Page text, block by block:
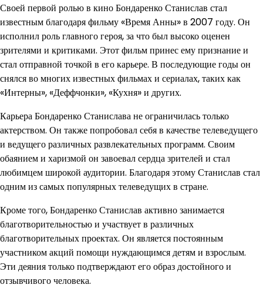
Своей первой ролью в кино Бондаренко Станислав стал
известным благодаря фильму «Время Анны» в 2007 году. Он
исполнил роль главного героя, за что был высоко оценен
зрителями и критиками. Этот фильм принес ему признание и
стал отправной точкой в его карьере. В последующие годы он
снялся во многих известных фильмах и сериалах, таких как
«Интерны», «Деффчонки», «Кухня» и других.
Карьера Бондаренко Станислава не ограничилась только
актерством. Он также попробовал себя в качестве телеведущего
и ведущего различных развлекательных программ. Своим
обаянием и харизмой он завоевал сердца зрителей и стал
любимцем широкой аудитории. Благодаря этому Станислав стал
одним из самых популярных телеведущих в стране.
Кроме того, Бондаренко Станислав активно занимается
благотворительностью и участвует в различных
благотворительных проектах. Он является постоянным
участником акций помощи нуждающимся детям и взрослым.
Эти деяния только подтверждают его образ достойного и
отзывчивого человека.